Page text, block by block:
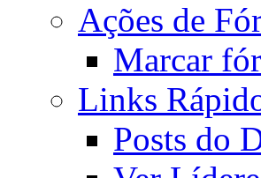
Ações de
Marcar
Links
Posts do